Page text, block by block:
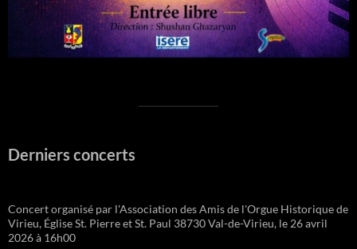
Derniers concerts
Concert organisé par l'Association des Amis de l'Orgue Historique de
Virieu, Église St. Pierre et St. Paul 38730 Val-de-Virieu, le 26 avril
2026 à 16h00